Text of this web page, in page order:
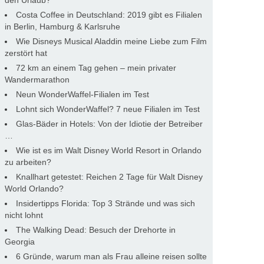
Costa Coffee in Deutschland: 2019 gibt es Filialen
in Berlin, Hamburg & Karlsruhe
Wie Disneys Musical Aladdin meine Liebe zum Film
zerstört hat
72 km an einem Tag gehen – mein privater
Wandermarathon
Neun WonderWaffel-Filialen im Test
Lohnt sich WonderWaffel? 7 neue Filialen im Test
Glas-Bäder in Hotels: Von der Idiotie der Betreiber
Wie ist es im Walt Disney World Resort in Orlando
zu arbeiten?
Knallhart getestet: Reichen 2 Tage für Walt Disney
World Orlando?
Insidertipps Florida: Top 3 Strände und was sich
nicht lohnt
The Walking Dead: Besuch der Drehorte in
Georgia
6 Gründe, warum man als Frau alleine reisen sollte